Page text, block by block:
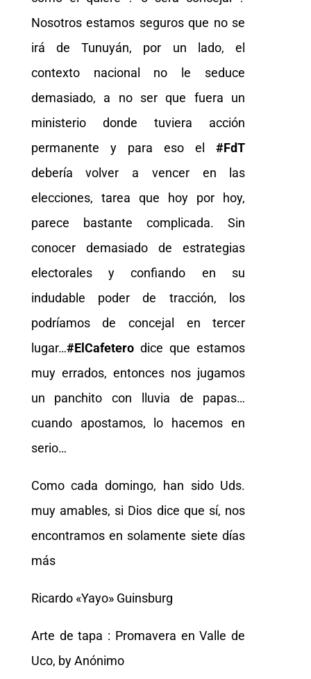
Nosotros estamos seguros que no se
irá de Tunuyán, por un lado, el
contexto nacional no le seduce
demasiado, a no ser que fuera un
ministerio donde tuviera acción
permanente y para eso el#FdT
debería volver a vencer en las
elecciones, tarea que hoy por hoy,
parece bastante complicada. Sin
conocer demasiado de estrategias
electorales y confiando en su
indudable poder de tracción, los
podríamos de concejal en tercer
lugar…#ElCafeterodice que estamos
muy errados, entonces nos jugamos
un panchito con lluvia de papas…
cuando apostamos, lo hacemos en
serio…
Como cada domingo, han sido Uds.
muy amables, si Dios dice que sí, nos
encontramos en solamente siete días
más
Ricardo «Yayo» Guinsburg
Arte de tapa : Promavera en Valle de
Uco, by Anónimo